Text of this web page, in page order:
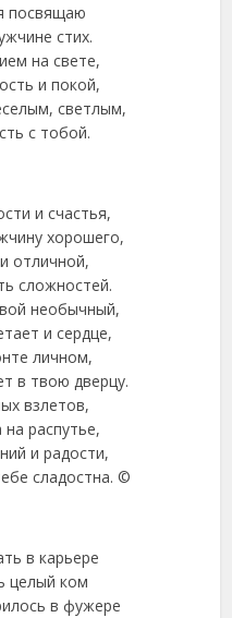
посвящаю
стих.
на свете,
и покой,
светлым,
с тобой.
и счастья,
хорошего,
отличной,
сложностей.
необычный,
и сердце,
личном,
в твою дверцу.
взлетов,
распутье,
и радости,
сладостна. ©
в карьере
целый ком
в фужере